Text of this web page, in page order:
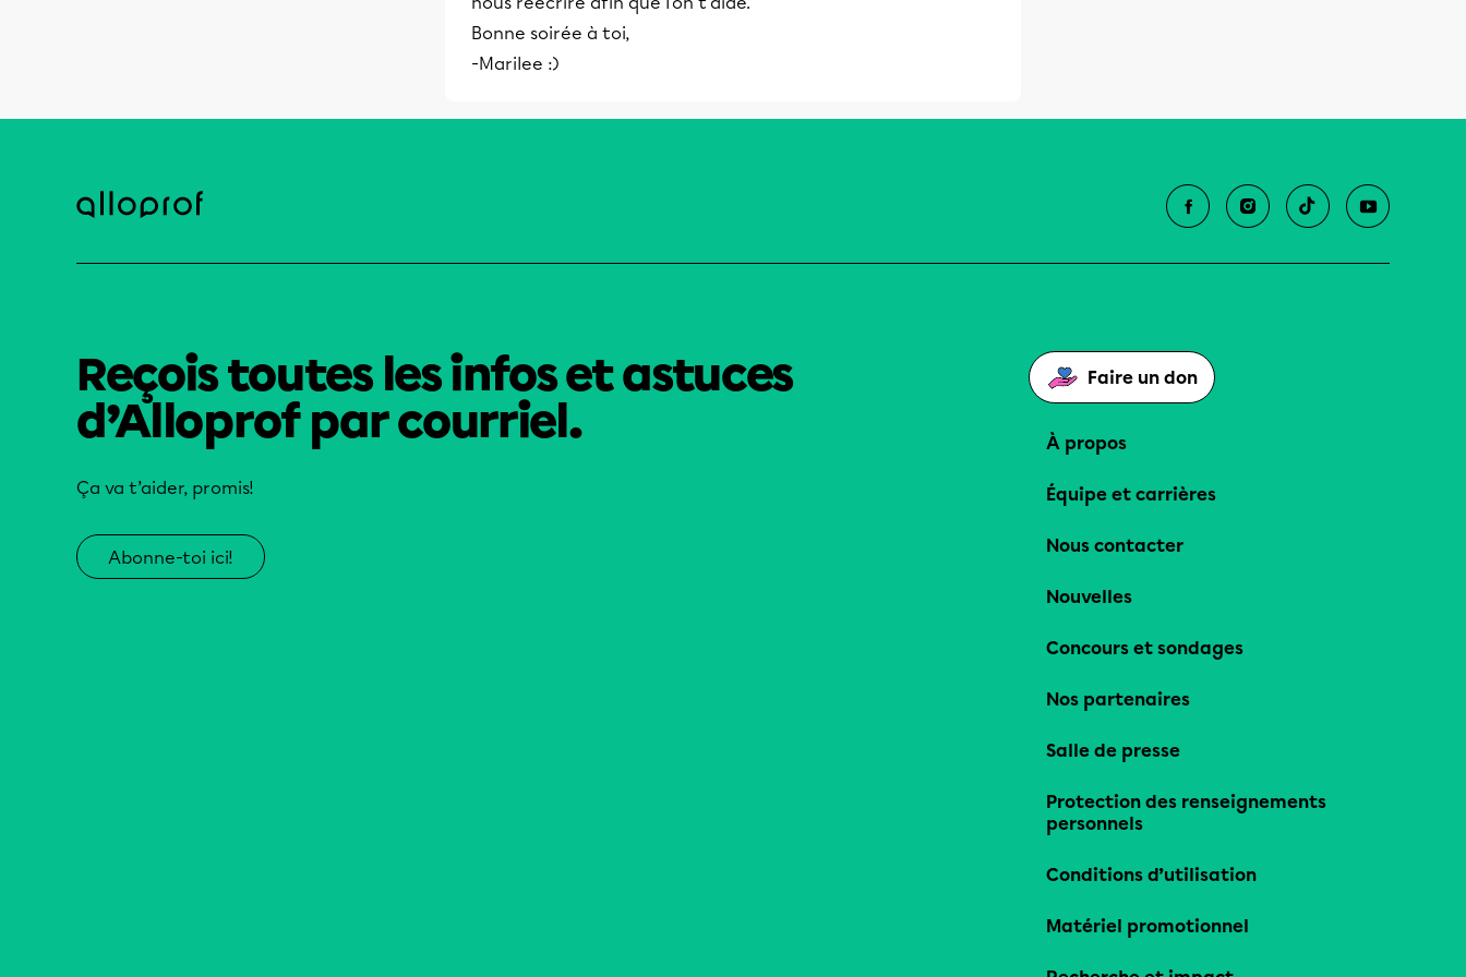
Bonne soirée à toi,
-Marilee :)
Reçois toutes les infos et astuces
d’Alloprof par courriel.
Ça va t’aider, promis!
Abonne-toi ici!
Faire un don
À propos
Équipe et carrières
Nous contacter
Nouvelles
Concours et sondages
Nos partenaires
Salle de presse
Protection des renseignements
personnels
Conditions d’utilisation
Matériel promotionnel